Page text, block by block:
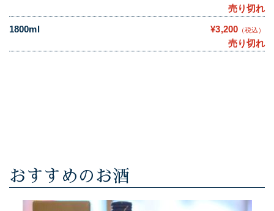
売り切れ
1800ml
¥3,200 （税込）
売り切れ
おすすめのお酒